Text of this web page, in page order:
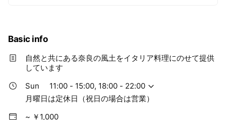
Basic info
自然と共にある奈良の風土をイタリア料理にのせて提供
しています
Sun
11:00 - 15:00, 18:00 - 22:00
月曜日は定休日（祝日の場合は営業）
~ ￥1,000